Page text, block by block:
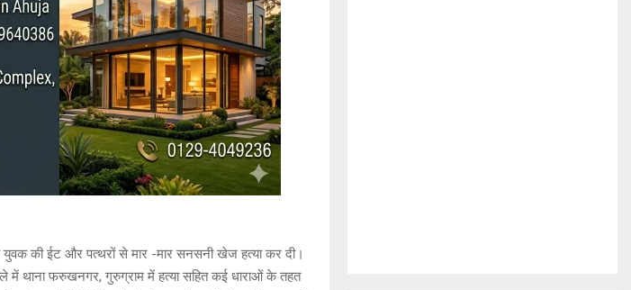
की ईट और पत्थरों से मार -मार सनसनी खेज हत्या कर दी।
में थाना फरुखनगर, गुरुग्राम में हत्या सहित कई धाराओं के तहत